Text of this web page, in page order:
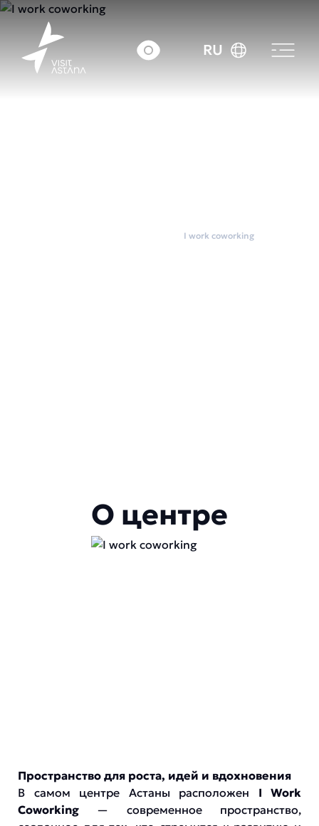
RU
I work coworking
Пространство для роста, идей и вдохновения
В самом центре Астаны расположен I Work
Coworking — современное пространство,
О центре